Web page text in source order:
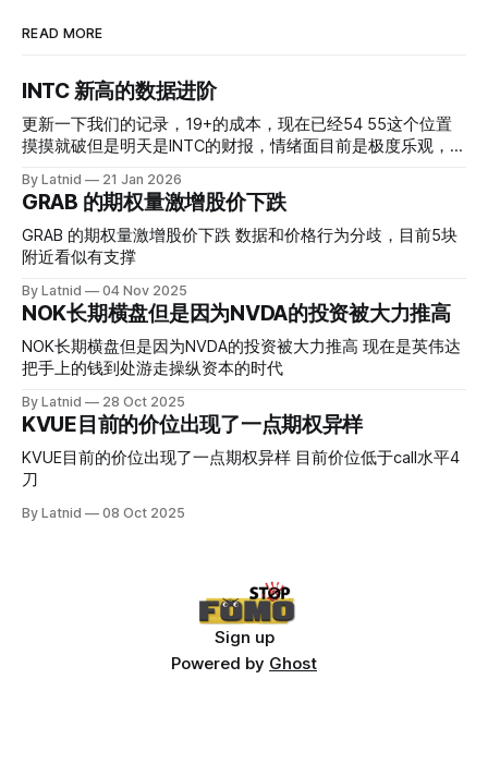
READ MORE
INTC 新高的数据进阶
更新一下我们的记录，19+的成本，现在已经54 55这个位置
摸摸就破但是明天是INTC的财报，情绪面目前是极度乐观，反
是突破前的支撑CC感觉可以做，放远些, 因为18A的经验还未
真正得到普遍大众的关注，当然财报可以继续出新消息顶一下
压力位置。 数据在70驻扎 整体呈现 47 – 60 短期位置
By Latnid 21 Jan 2026
GRAB 的期权量激增股价下跌
GRAB 的期权量激增股价下跌 数据和价格行为分歧，目前5块
附近看似有支撑
By Latnid 04 Nov 2025
NOK长期横盘但是因为NVDA的投资被大力推高
NOK长期横盘但是因为NVDA的投资被大力推高 现在是英伟达
把手上的钱到处游走操纵资本的时代
By Latnid 28 Oct 2025
KVUE目前的价位出现了一点期权异样
KVUE目前的价位出现了一点期权异样 目前价位低于call水平4
刀
By Latnid 08 Oct 2025
Sign up
Powered by Ghost